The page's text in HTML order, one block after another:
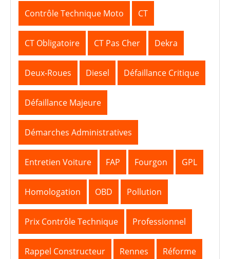
Contrôle Technique Moto CT
CT Obligatoire CT Pas Cher Dekra
Deux-Roues Diesel Défaillance Critique
Défaillance Majeure
Démarches Administratives
Entretien Voiture FAP Fourgon GPL
Homologation OBD Pollution
Prix Contrôle Technique Professionnel
Rappel Constructeur Rennes Réforme